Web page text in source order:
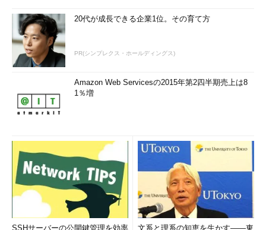
通知領域にPC Managerのアイコンが登
録される
常駐し、通知領域（インジケーター領
域）にアイコンが登録される。
まずは「Home」画面について説明しよう。「Home」画面に
は、比較的利用する頻度が高い項目が集められている。
メモリを解放するのならば、「Home」画面を開いて、
［Boost］ボタンをクリックすればよい。メモリの解放ととも
に、一時ファイル（テンポラリーファイル）も削除される。
20代が成長できる企業1位。その育て方
PR(シンプレクス・ホールディングス)
Amazon Web Servicesの2015年第2四半期売上は8
1％増
SSHサーバーの公開鍵管理を効率
文系と理系の知恵を生かす――東